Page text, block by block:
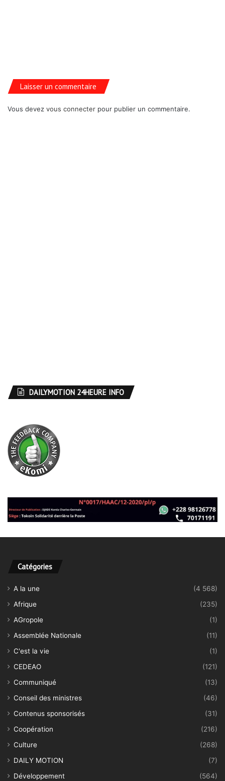
Laisser un commentaire
Vous devez vous connecter pour publier un commentaire.
DAILYMOTION 24HEURE INFO
Catégories
A la une
(4 568)
Afrique
(235)
AGropole
(1)
Assemblée Nationale
(11)
C'est la vie
(1)
CEDEAO
(121)
Communiqué
(13)
Conseil des ministres
(46)
Contenus sponsorisés
(31)
Coopération
(216)
Culture
(268)
DAILY MOTION
(7)
Développement
(564)